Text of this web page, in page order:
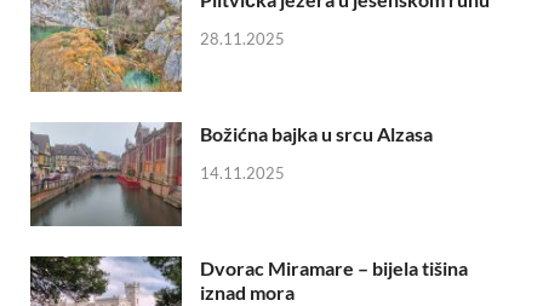
28.11.2025
Božićna bajka u srcu Alzasa
14.11.2025
Dvorac Miramare – bijela tišina
iznad mora